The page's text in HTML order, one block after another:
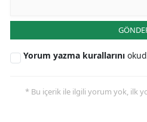
Yorum yazma kurallarını
* Bu içerik ile ilgili yorum yok, ilk